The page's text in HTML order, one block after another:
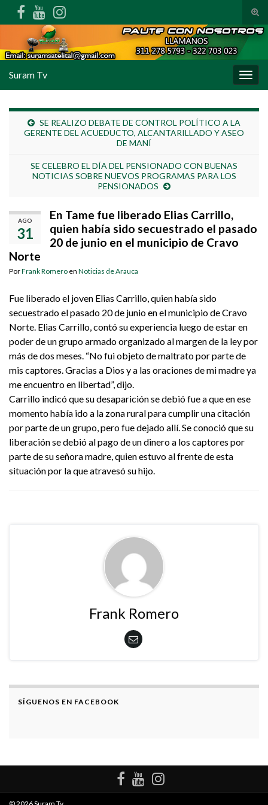
Suram Tv
SE REALIZO DEBATE DE CONTROL POLÍTICO A LA
GERENTE DEL ACUEDUCTO, ALCANTARILLADO Y ASEO
DE MANÍ
SE CELEBRO EL DÍA DEL PENSIONADO CON BUENAS
NOTICIAS SOBRE NUEVOS PROGRAMAS PARA LOS
PENSIONADOS
AGO
31
En Tame fue liberado Elias Carrillo,
quien había sido secuestrado el pasado
20 de junio en el municipio de Cravo
Norte
PorFrank Romero en Noticias de Arauca
Fue liberado el joven Elias Carrillo, quien había sido
secuestrado el pasado 20 de junio en el municipio de Cravo
Norte. Elias Carrillo, contó su experiencia luego de estar en
poder de un grupo armado organizado al margen de la ley por
más de dos meses. “No fui objeto de maltrato por parte de
mis captores. Gracias a Dios y a las oraciones de mi madre ya
me encuentro en libertad”, dijo.
Carrillo indicó que su desaparición se debió fue a que en ese
momento había ido a la zona rural para cumplir una citación
por parte de un grupo, pero fue dejado allí. Se conoció que su
liberación se debió al pago de un dinero a los captores por
parte de su señora madre, quien estuvo al frente de esta
situación por la que atravesó su hijo.
Frank Romero
SÍGUENOS EN FACEBOOK